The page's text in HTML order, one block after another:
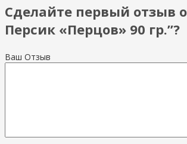
Сделайте первый отзыв
Персик «Перцов» 90 гр.”?
Ваш Отзыв